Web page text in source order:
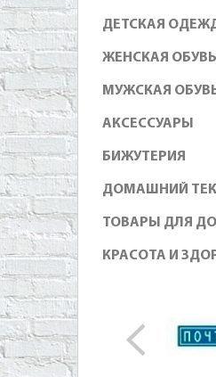
ДЕТСКАЯ
ЖЕНСКАЯ ОБУВЬ
МУЖСКАЯ
АКСЕССУАРЫ
БИЖУТЕРИЯ
ДОМАШНИЙ
ТОВАРЫ ДЛЯ
КРАСОТА И